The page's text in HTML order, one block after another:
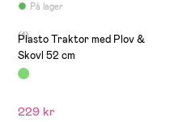
På lager
(1)
Plasto Traktor med Plov &
Skovl 52 cm
229 kr